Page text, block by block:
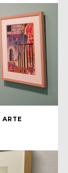
ARTE